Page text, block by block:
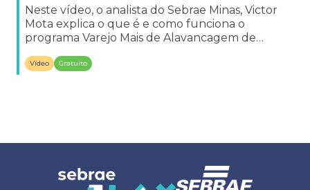
Neste vídeo, o analista do Sebrae Minas, Victor
Mota explica o que é e como funciona o
programa Varejo Mais de Alavancagem de
Vídeo Gratuito